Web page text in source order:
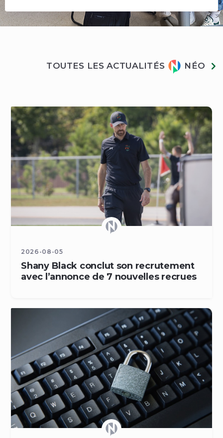
Actualités
TOUTES LES ACTUALITÉS NÉO
2026-08-05
Shany Black conclut son recrutement
avec l’annonce de 7 nouvelles recrues